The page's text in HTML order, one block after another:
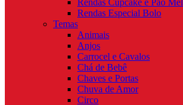
Rendas Cupcake e Pão Mel
Rendas Especial Bolo
Temas
Animais
Anjos
Carrocel e Cavalos
Chá de Bebê
Chaves e Portas
Chuva de Amor
Circo